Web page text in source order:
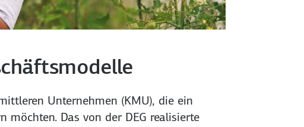
Unternehmen (KMU), die ein
Das von der DEG realisierte